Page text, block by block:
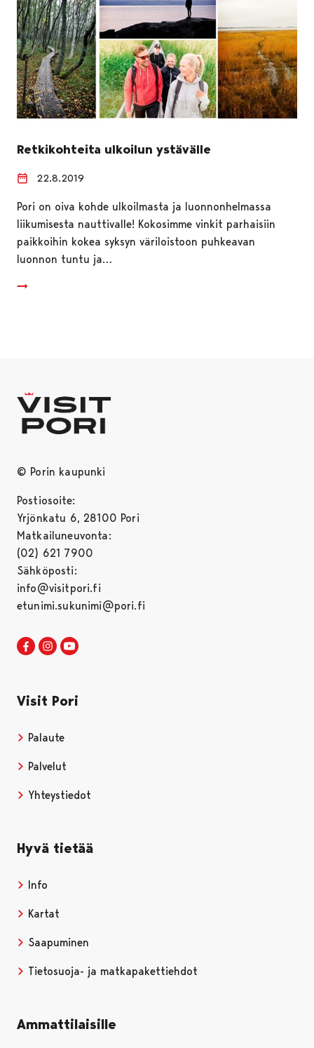
Retkikohteita ulkoilun ystävälle
22.8.2019
Pori on oiva kohde ulkoilmasta ja luonnonhelmassa
liikumisesta nauttivalle! Kokosimme vinkit parhaisiin
paikkoihin kokea syksyn väriloistoon puhkeavan
luonnon tuntu ja…
© Porin kaupunki
Postiosoite:
Yrjönkatu 6, 28100 Pori
Matkailuneuvonta:
(02) 621 7900
Sähköposti:
info@visitpori.fi
etunimi.sukunimi@pori.fi
Visit Pori Facebookissa
Avautuu uudessa välilehdessä
Visit Pori Instagrammissa
Avautuu uudessa välilehdessä
Visit Pori
Palaute
Palvelut
Yhteystiedot
Hyvä tietää
Info
Kartat
Saapuminen
Tietosuoja- ja matkapakettiehdot
Ammattilaisille